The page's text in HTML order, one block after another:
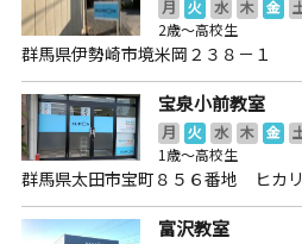
月 火 水 木 金
2歳～高校生
群馬県伊勢崎市境米岡２３８－１
宝泉小前教室
月 火 水 木 金
1歳～高校生
群馬県太田市宝町８５６番地 ヒカ
富沢教室